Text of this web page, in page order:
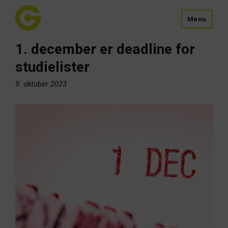
Menu
1. december er deadline for
studielister
9. oktober 2023